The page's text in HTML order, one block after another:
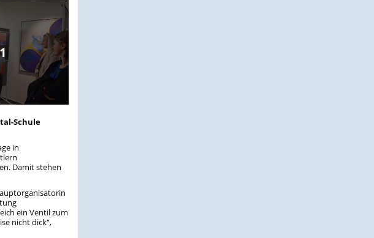
Schule
in
Damit stehen
ein Ventil zum
nicht dick“,